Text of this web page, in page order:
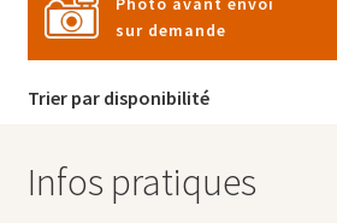
sur demande
Trier par disponibilité
Infos pratiques